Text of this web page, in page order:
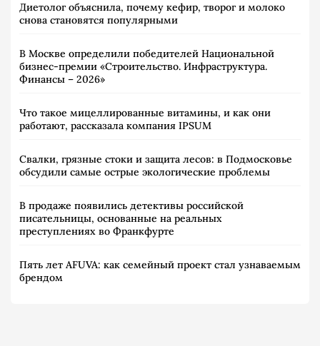
Диетолог объяснила, почему кефир, творог и молоко
снова становятся популярными
В Москве определили победителей Национальной
бизнес-премии «Строительство. Инфраструктура.
Финансы – 2026»
Что такое мицеллированные витамины, и как они
работают, рассказала компания IPSUM
Свалки, грязные стоки и защита лесов: в Подмосковье
обсудили самые острые экологические проблемы
В продаже появились детективы российской
писательницы, основанные на реальных
преступлениях во Франкфурте
Пять лет AFUVA: как семейный проект стал узнаваемым
брендом